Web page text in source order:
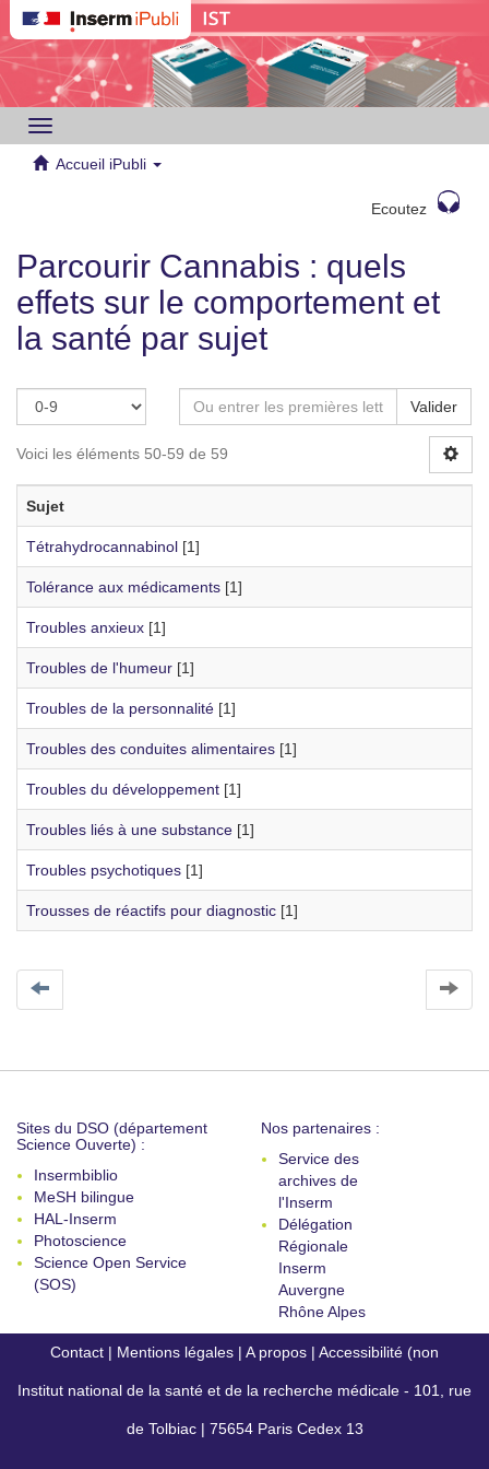
Toggle
navigation
Accueil iPubli
Ecoutez
Parcourir Cannabis : quels
effets sur le comportement et
la santé par sujet
Valider
Voici les éléments 50-59 de 59
Sujet
Tétrahydrocannabinol [1]
Tolérance aux médicaments [1]
Troubles anxieux [1]
Troubles de l'humeur [1]
Troubles de la personnalité [1]
Troubles des conduites alimentaires [1]
Troubles du développement [1]
Troubles liés à une substance [1]
Troubles psychotiques [1]
Trousses de réactifs pour diagnostic [1]
Sites du DSO (département
Science Ouverte) :
Insermbiblio
MeSH bilingue
HAL-Inserm
Photoscience
Science Open Service
(SOS)
Nos partenaires :
Service des
archives de
l'Inserm
Délégation
Régionale
Inserm
Auvergne
Rhône Alpes
Contact | Mentions légales | A propos | Accessibilité (non
conforme)
Institut national de la santé et de la recherche médicale - 101, rue
de Tolbiac | 75654 Paris Cedex 13